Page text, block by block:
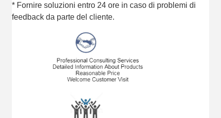
* Fornire soluzioni entro 24 ore in caso di problemi di
feedback da parte del cliente.